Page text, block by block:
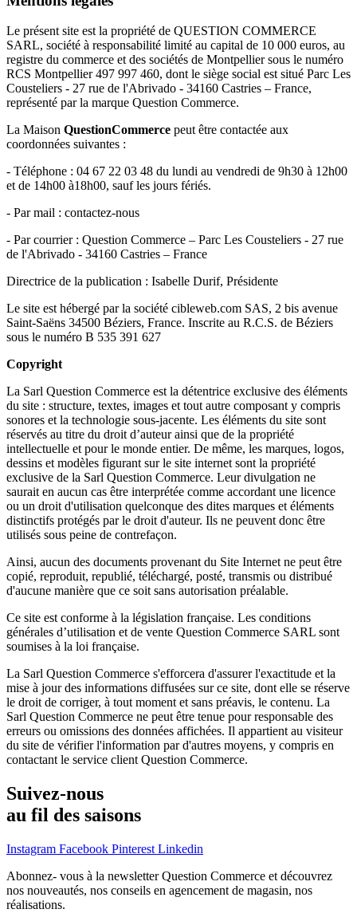
Le présent site est la propriété de QUESTION COMMERCE
SARL, société à responsabilité limité au capital de 10 000 euros, au
registre du commerce et des sociétés de Montpellier sous le numéro
RCS Montpellier 497 997 460, dont le siège social est situé Parc Les
Cousteliers - 27 rue de l'Abrivado - 34160 Castries – France,
représenté par la marque Question Commerce.
La Maison QuestionCommerce peut être contactée aux
coordonnées suivantes :
- Téléphone : 04 67 22 03 48 du lundi au vendredi de 9h30 à 12h00
et de 14h00 à18h00, sauf les jours fériés.
- Par mail : contactez-nous
- Par courrier : Question Commerce – Parc Les Cousteliers - 27 rue
de l'Abrivado - 34160 Castries – France
Directrice de la publication : Isabelle Durif, Présidente
Le site est hébergé par la société cibleweb.com SAS, 2 bis avenue
Saint-Saëns 34500 Béziers, France. Inscrite au R.C.S. de Béziers
sous le numéro B 535 391 627
Copyright
La Sarl Question Commerce est la détentrice exclusive des éléments
du site : structure, textes, images et tout autre composant y compris
sonores et la technologie sous-jacente. Les éléments du site sont
réservés au titre du droit d’auteur ainsi que de la propriété
intellectuelle et pour le monde entier. De même, les marques, logos,
dessins et modèles figurant sur le site internet sont la propriété
exclusive de la Sarl Question Commerce. Leur divulgation ne
saurait en aucun cas être interprétée comme accordant une licence
ou un droit d'utilisation quelconque des dites marques et éléments
distinctifs protégés par le droit d'auteur. Ils ne peuvent donc être
utilisés sous peine de contrefaçon.
Ainsi, aucun des documents provenant du Site Internet ne peut être
copié, reproduit, republié, téléchargé, posté, transmis ou distribué
d'aucune manière que ce soit sans autorisation préalable.
Ce site est conforme à la législation française. Les conditions
générales d’utilisation et de vente Question Commerce SARL sont
soumises à la loi française.
La Sarl Question Commerce s'efforcera d'assurer l'exactitude et la
mise à jour des informations diffusées sur ce site, dont elle se réserve
le droit de corriger, à tout moment et sans préavis, le contenu. La
Sarl Question Commerce ne peut être tenue pour responsable des
erreurs ou omissions des données affichées. Il appartient au visiteur
du site de vérifier l'information par d'autres moyens, y compris en
contactant le service client Question Commerce.
Suivez-nous
au fil des saisons
Instagram Facebook Pinterest Linkedin
Abonnez- vous à la newsletter Question Commerce et découvrez
nos nouveautés, nos conseils en agencement de magasin, nos
réalisations.